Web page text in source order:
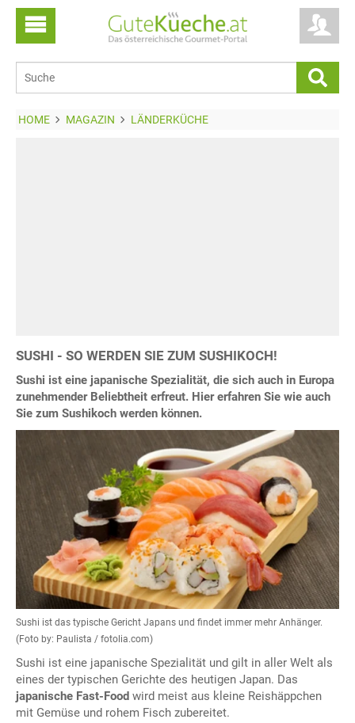
HOME MAGAZIN LÄNDERKÜCHE
SUSHI - SO WERDEN SIE ZUM SUSHIKOCH!
Sushi ist eine japanische Spezialität, die sich auch in Europa
zunehmender Beliebtheit erfreut. Hier erfahren Sie wie auch
Sie zum Sushikoch werden können.
Sushi ist das typische Gericht Japans und findet immer mehr Anhänger.
(Foto by: Paulista / fotolia.com)
Sushi ist eine japanische Spezialität und gilt in aller Welt als
eines der typischen Gerichte des heutigen Japan. Das
japanische Fast-Food wird meist aus kleine Reishäppchen
mit Gemüse und rohem Fisch zubereitet.